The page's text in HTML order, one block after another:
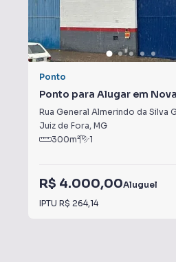
Ponto
Ponto para Alugar em
Rua General Almerindo da Silva
Juiz de Fora, MG
300m² 1
R$ 4.000,00Aluguel
IPTU R$ 264,14